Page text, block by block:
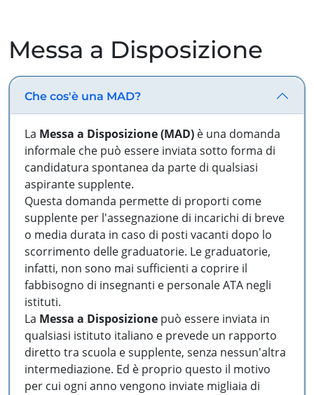
Messa a Disposizione
Che cos'è una MAD?
La Messa a Disposizione (MAD) è una domanda
informale che può essere inviata sotto forma di
candidatura spontanea da parte di qualsiasi
aspirante supplente.
Questa domanda permette di proporti come
supplente per l'assegnazione di incarichi di breve
o media durata in caso di posti vacanti dopo lo
scorrimento delle graduatorie. Le graduatorie,
infatti, non sono mai sufficienti a coprire il
fabbisogno di insegnanti e personale ATA negli
istituti.
La Messa a Disposizione può essere inviata in
qualsiasi istituto italiano e prevede un rapporto
diretto tra scuola e supplente, senza nessun'altra
intermediazione. Ed è proprio questo il motivo
per cui ogni anno vengono inviate migliaia di